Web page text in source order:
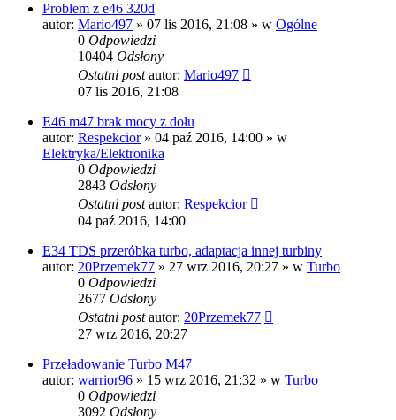
Problem z e46 320d
autor: Mario497 » 07 lis 2016, 21:08 » w Ogólne
0 Odpowiedzi
10404 Odsłony
Ostatni postautor: Mario497
07 lis 2016, 21:08
E46 m47 brak mocy z dołu
autor: Respekcior» 04 paź 2016, 14:00 » w
Elektryka/Elektronika
0 Odpowiedzi
2843 Odsłony
Ostatni postautor: Respekcior
04 paź 2016, 14:00
E34 TDS przeróbka turbo, adaptacja innej turbiny
autor: 20Przemek77 » 27 wrz 2016, 20:27 » w Turbo
0 Odpowiedzi
2677 Odsłony
Ostatni postautor: 20Przemek77
27 wrz 2016, 20:27
Przeładowanie Turbo M47
autor: warrior96 » 15 wrz 2016, 21:32 » w Turbo
0 Odpowiedzi
3092 Odsłony